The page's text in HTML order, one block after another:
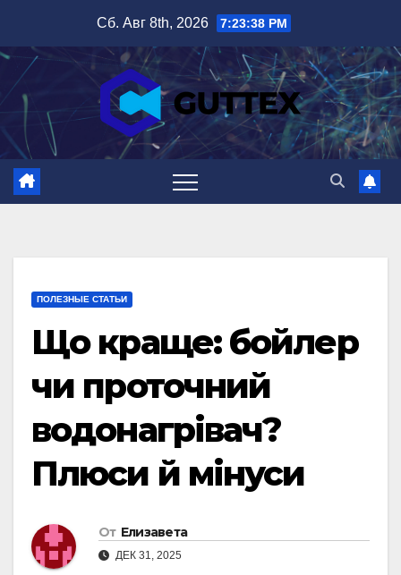
содержимому
Сб. Авг 8th, 2026 7:23:40 PM
ПОЛЕЗНЫЕ СТАТЬИ
Що краще: бойлер
чи проточний
водонагрівач?
Плюси й мінуси
От Елизавета
ДЕК 31, 2025